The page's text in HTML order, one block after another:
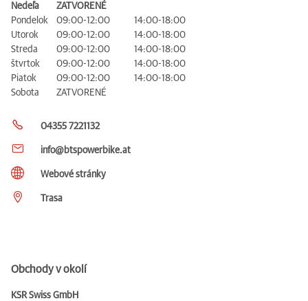
Nedeľa
ZATVORENÉ
Pondelok
09:00-12:00
14:00-18:00
Utorok
09:00-12:00
14:00-18:00
Streda
09:00-12:00
14:00-18:00
štvrtok
09:00-12:00
14:00-18:00
Piatok
09:00-12:00
14:00-18:00
Sobota
ZATVORENÉ
04355 7221132
info@btspowerbike.at
Webové stránky
Trasa
Obchody v okolí
KSR Swiss GmbH